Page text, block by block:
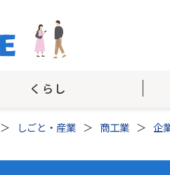
くらし
しごと・産業 商工業 企